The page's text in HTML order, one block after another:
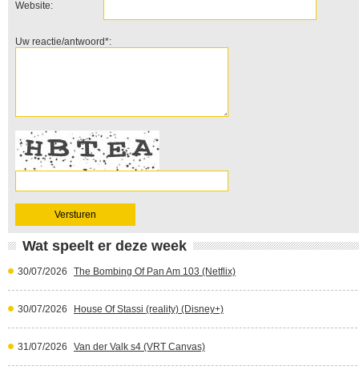
Website:
Uw reactie/antwoord*:
Wat speelt er deze week
30/07/2026 The Bombing Of Pan Am 103 (Netflix)
30/07/2026 House Of Stassi (reality) (Disney+)
31/07/2026 Van der Valk s4 (VRT Canvas)